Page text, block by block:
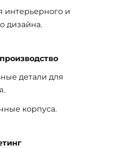
интерьерного и
дизайна.
детали для
корпуса.